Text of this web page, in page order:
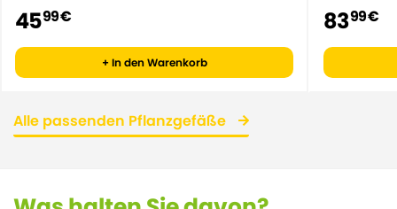
4599 €
+ In den Warenkorb
8399 €
Alle passenden Pflanzgefäße